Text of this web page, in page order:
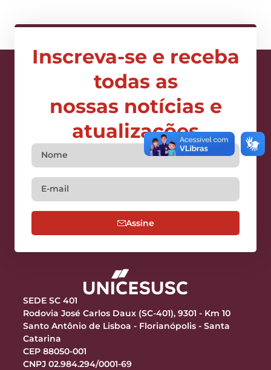
Inscreva-se e receba
todas as
nossas notícias e
atualizações
Assine
SEDE SC 401
Rodovia José Carlos Daux (SC-401), 9301 - Km 10
Santo Antônio de Lisboa - Florianópolis - Santa
Catarina
CEP 88050-001
CNPJ 02.984.294/0001-69